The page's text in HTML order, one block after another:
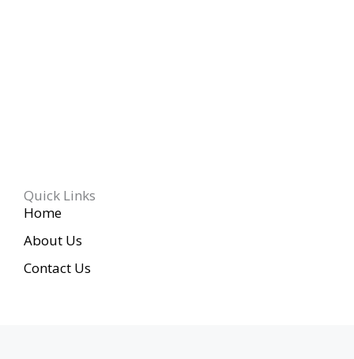
Quick Links
Home
About Us
Contact Us